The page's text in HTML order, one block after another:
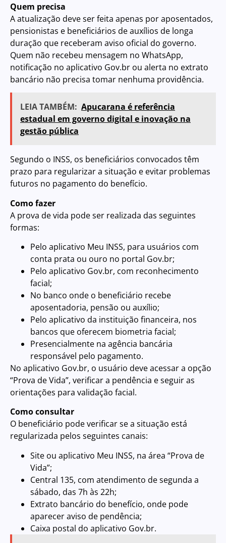
Quem precisa
A atualização deve ser feita apenas por aposentados,
pensionistas e beneficiários de auxílios de longa
duração que receberam aviso oficial do governo.
Quem não recebeu mensagem no WhatsApp,
notificação no aplicativo Gov.br ou alerta no extrato
bancário não precisa tomar nenhuma providência.
LEIA TAMBÉM: Apucarana é referência
estadual em governo digital e inovação na
gestão pública
Segundo o INSS, os beneficiários convocados têm
prazo para regularizar a situação e evitar problemas
futuros no pagamento do benefício.
Como fazer
A prova de vida pode ser realizada das seguintes
formas:
Pelo aplicativo Meu INSS, para usuários com
conta prata ou ouro no portal Gov.br;
Pelo aplicativo Gov.br, com reconhecimento
facial;
No banco onde o beneficiário recebe
aposentadoria, pensão ou auxílio;
Pelo aplicativo da instituição financeira, nos
bancos que oferecem biometria facial;
Presencialmente na agência bancária
responsável pelo pagamento.
No aplicativo Gov.br, o usuário deve acessar a opção
“Prova de Vida”, verificar a pendência e seguir as
orientações para validação facial.
Como consultar
O beneficiário pode verificar se a situação está
regularizada pelos seguintes canais:
Site ou aplicativo Meu INSS, na área “Prova de
Vida”;
Central 135, com atendimento de segunda a
sábado, das 7h às 22h;
Extrato bancário do benefício, onde pode
aparecer aviso de pendência;
Caixa postal do aplicativo Gov.br.